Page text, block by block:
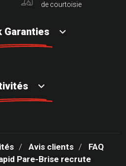
de courtoisie
Garanties
Avis clients
FAQ
Pare-Brise recrute